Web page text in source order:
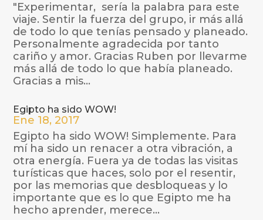
"Experimentar, sería la palabra para este
viaje. Sentir la fuerza del grupo, ir más allá
de todo lo que tenías pensado y planeado.
Personalmente agradecida por tanto
cariño y amor. Gracias Ruben por llevarme
más allá de todo lo que había planeado.
Gracias a mis...
Egipto ha sido WOW!
Ene 18, 2017
Egipto ha sido WOW! Simplemente. Para
mí ha sido un renacer a otra vibración, a
otra energía. Fuera ya de todas las visitas
turísticas que haces, solo por el resentir,
por las memorias que desbloqueas y lo
importante que es lo que Egipto me ha
hecho aprender, merece...